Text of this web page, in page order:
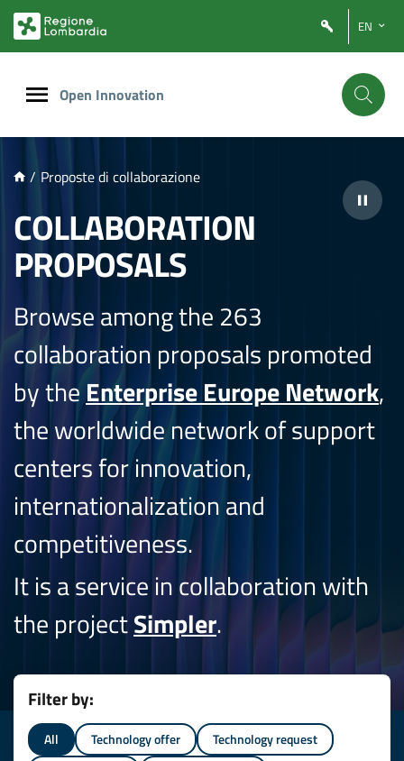
PRINCIPALE
EN
Open Innovation
/ Proposte di collaborazione
COLLABORATION
PROPOSALS
Browse among the 263
collaboration proposals promoted
by theEnterprise Europe Network,
the worldwide network of support
centers for innovation,
internationalization and
competitiveness.
It is a service in collaboration with
the projectSimpler.
Filter by:
All Technology offer
Technology request